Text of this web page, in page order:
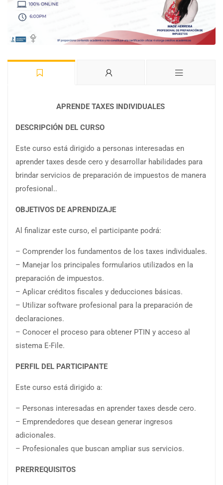
APRENDE TAXES INDIVIDUALES
DESCRIPCIÓN DEL CURSO
Este curso está dirigido a personas interesadas en
aprender taxes desde cero y desarrollar habilidades para
brindar servicios de preparación de impuestos de manera
profesional..
OBJETIVOS DE APRENDIZAJE
Al finalizar este curso, el participante podrá:
– Comprender los fundamentos de los taxes individuales.
– Manejar los principales formularios utilizados en la
preparación de impuestos.
– Aplicar créditos fiscales y deducciones básicas.
– Utilizar software profesional para la preparación de
declaraciones.
– Conocer el proceso para obtener PTIN y acceso al
sistema E-File.
PERFIL DEL PARTICIPANTE
Este curso está dirigido a:
– Personas interesadas en aprender taxes desde cero.
– Emprendedores que desean generar ingresos
adicionales.
– Profesionales que buscan ampliar sus servicios.
PRERREQUISITOS